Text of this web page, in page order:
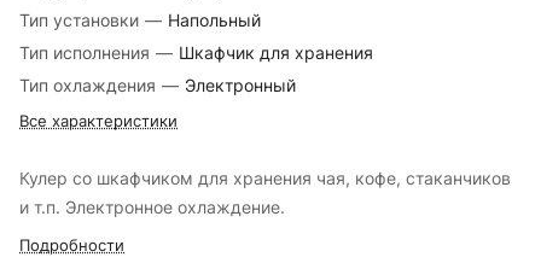
Тип установки — Напольный
Тип исполнения — Шкафчик для хранения
Тип охлаждения — Электронный
Все характеристики
Кулер со шкафчиком для хранения чая, кофе, стаканчиков
и т.п. Электронное охлаждение.
Подробности